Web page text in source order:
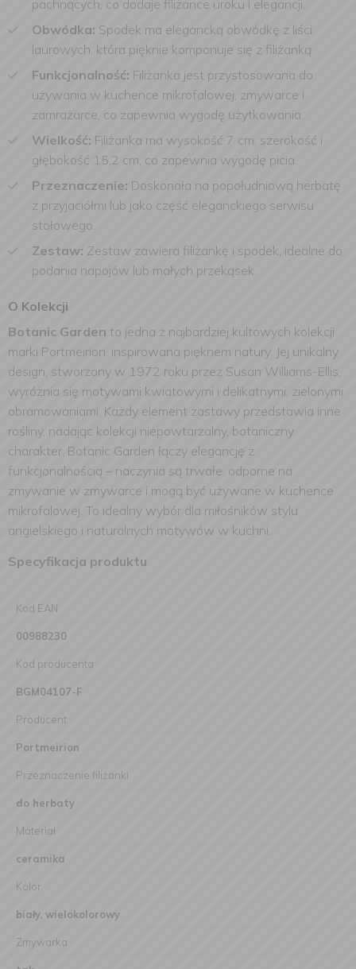
pachnących, co dodaje filiżance uroku i elegancji.
Obwódka: Spodek ma elegancką obwódkę z liści
laurowych, która pięknie komponuje się z filiżanką.
Funkcjonalność: Filiżanka jest przystosowana do
używania w kuchence mikrofalowej, zmywarce i
zamrażarce, co zapewnia wygodę użytkowania.
Wielkość: Filiżanka ma wysokość 7 cm, szerokość i
głębokość 15,2 cm, co zapewnia wygodę picia.
Przeznaczenie: Doskonała na popołudniową herbatę
z przyjaciółmi lub jako część eleganckiego serwisu
stołowego.
Zestaw: Zestaw zawiera filiżankę i spodek, idealne do
podania napojów lub małych przekąsek.
O Kolekcji
Botanic Garden to jedna z najbardziej kultowych kolekcji
marki Portmeirion, inspirowana pięknem natury. Jej unikalny
design, stworzony w 1972 roku przez Susan Williams-Ellis,
wyróżnia się motywami kwiatowymi i delikatnymi, zielonymi
obramowaniami. Każdy element zastawy przedstawia inne
rośliny, nadając kolekcji niepowtarzalny, botaniczny
charakter. Botanic Garden łączy elegancję z
funkcjonalnością – naczynia są trwałe, odporne na
zmywanie w zmywarce i mogą być używane w kuchence
mikrofalowej. To idealny wybór dla miłośników stylu
angielskiego i naturalnych motywów w kuchni.
Specyfikacja produktu
Kod EAN
00988230
Kod producenta
BGM04107-F
Producent
Portmeirion
Przeznaczenie filiżanki
do herbaty
Materiał
ceramika
Kolor
biały, wielokolorowy
Zmywarka